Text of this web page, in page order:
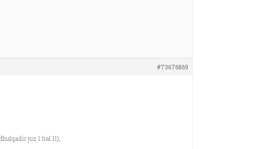
#73676869
juz 1 hal 11),